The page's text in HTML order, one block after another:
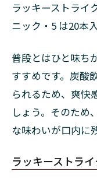
9.2
パッ
デザ
イン
がや
ば
い？
9.3
のな
い噂
ラッキーストライ
ニック・5 は20本
普段とはひと味ち
すすめです。炭酸
られるため、爽快
しょう。そのため
な味わいが口内に
ラッキーストラ